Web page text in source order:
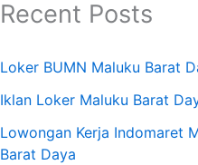
Recent Posts
Loker BUMN Maluku Barat
Iklan Loker Maluku Barat
Lowongan Kerja Indomaret
Barat Daya